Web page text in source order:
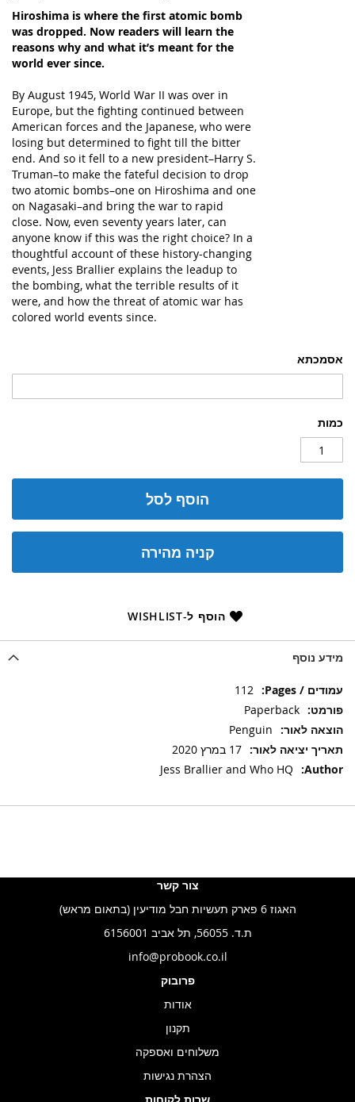
אסמכתא
כמות
הוסף לסל
קניה מהירה
הוסף ל-WISHLIST
Hiroshima is where the first atomic bomb
was dropped. Now readers will learn the
reasons why and what it’s meant for the
world ever since.
By August 1945, World War II was over in
Europe, but the fighting continued between
American forces and the Japanese, who were
losing but determined to fight till the bitter
end. And so it fell to a new president–Harry S.
Truman–to make the fateful decision to drop
two atomic bombs–one on Hiroshima and one
on Nagasaki–and bring the war to rapid
close. Now, even seventy years later, can
anyone know if this was the right choice? In a
thoughtful account of these history-changing
events, Jess Brallier explains the leadup to
the bombing, what the terrible results of it
were, and how the threat of atomic war has
colored world events since.
מידע נוסף
מידע
נוסף
112
Paperback
Penguin
17 במרץ 2020
Jess Brallier and Who HQ
צור קשר
האגוז 6 פארק תעשיות חבל מודיעין (בתאום מראש)
ת.ד. 56055, תל אביב 6156001
info@probook.co.il
פרובוק
אודות
תקנון
משלוחים ואספקה
הצהרת נגישות